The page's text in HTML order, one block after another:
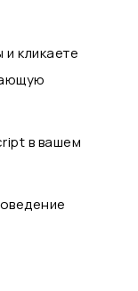
кликаете
в вашем